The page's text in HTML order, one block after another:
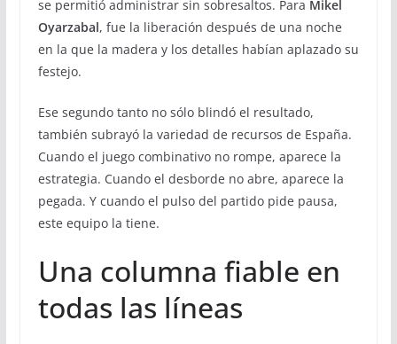
se permitió administrar sin sobresaltos. Para Mikel
Oyarzabal, fue la liberación después de una noche
en la que la madera y los detalles habían aplazado su
festejo.
Ese segundo tanto no sólo blindó el resultado,
también subrayó la variedad de recursos de España.
Cuando el juego combinativo no rompe, aparece la
estrategia. Cuando el desborde no abre, aparece la
pegada. Y cuando el pulso del partido pide pausa,
este equipo la tiene.
Una columna fiable en
todas las líneas